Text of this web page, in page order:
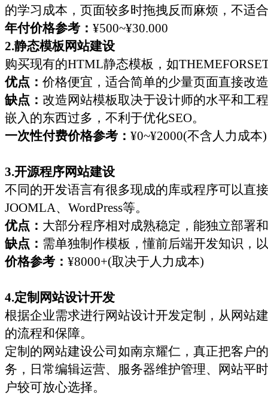
的学习成本，页面较多时拖拽反而麻烦，不适
年付价格参考： ¥500~¥30.000
2.静态模板网站建设
购买现有的HTML静态模板，如T
优点： 价格便宜，适合简单的少量页面直接改
缺点： 改造网站模板取决于设计师的水平和工
嵌入的东西过多，不利于优化SEO。
一次性付费价格参考： ¥0~¥2000(不含人力成本)
3.开源程序网站建设
不同的开发语言有很多现成的库或程序可以直
JOOMLA、 WordPress等。
优点： 大部分程序相对成熟稳定，能独立部署
缺点： 需单独制作模板，懂前后端开发知识，
价格参考： ¥8000+(取决于人力成本)
4.定制网站设计开发
根据企业需求进行网站设计开发定制，从网站
的流程和保障。
定制的网站建设公司如南京耀仁，真正把客户
务，日常编辑运营、服务器维护管理、网站平
户较可放心选择。